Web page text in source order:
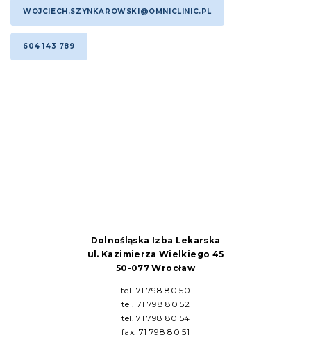
WOJCIECH.SZYNKAROWSKI@OMNICLINIC.PL
604 143 789
Dolnośląska Izba Lekarska
ul. Kazimierza Wielkiego 45
50-077 Wrocław
tel. 71 798 80 50
tel. 71 798 80 52
tel. 71 798 80 54
fax. 71 798 80 51